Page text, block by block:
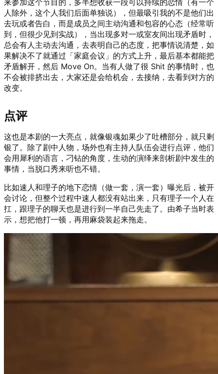
人除外，这个人我们后面单独说），但最吸引我的不是他们出
去玩或者告白，而是成员之间主动沟通和包容的心态（经常听
到，但很少见到实战），当出现多对一或室友间出现矛盾时，
总会有人主动去沟通，去表明自己的态度，把事情说清楚，如
果解决不了就通过「家庭会议」的方式上升，最后基本都能把
矛盾解开，然后 Move On。当有人做了很 Shit 的事情时，也
不会被排挤出去，大家还是会给机会，去接纳，去看到对方的
改变。
点评
这也是本剧的一大亮点，就像银魂如果少了吐槽部分，就只剩
银了。除了剧中人物，场外也有主持人队伍会进行点评，他们
会用犀利的语言，刁钻的角度，生动的演绎来剖析剧中发生的
事情，当脱口秀来听也不错。
比如速人和理子的地下恋情（做一套，演一套）曝光后，被开
会讨论，但整个过程中速人都没有站出来，只有理子一个人在
扛，跟理子的聊天也是进行到一半自己先走了。由希子当时表
示，想把他打一顿，再用麻袋装起来拖走。